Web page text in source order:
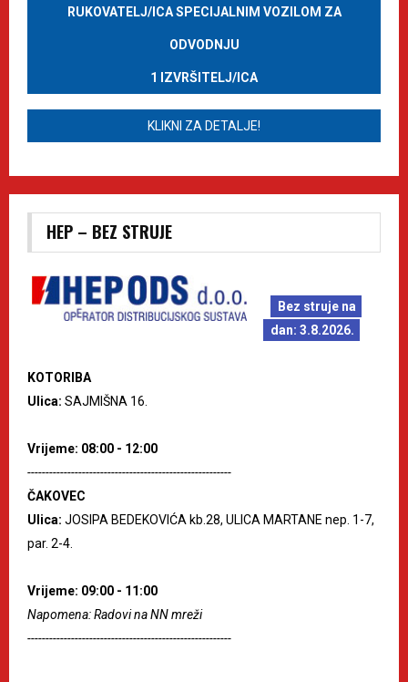
RUKOVATELJ/ICA SPECIJALNIM VOZILOM ZA
ODVODNJU
1 IZVRŠITELJ/ICA
KLIKNI ZA DETALJE!
HEP – BEZ STRUJE
Bez struje na
dan: 3.8.2026.
KOTORIBA
Ulica: SAJMIŠNA 16.
Vrijeme: 08:00 - 12:00
--------------------------------------------------------
ČAKOVEC
Ulica: JOSIPA BEDEKOVIĆA kb.28, ULICA MARTANE nep. 1-7,
par. 2-4.
Vrijeme: 09:00 - 11:00
Napomena: Radovi na NN mreži
--------------------------------------------------------